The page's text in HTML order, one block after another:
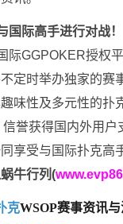
际高手进行对战！
GGPOKER授权
定时举办独家的赛
味性及多元性的扑
信誉获得国内外用户
享受与国际扑克高
牛行列(
克WSOP赛事资讯与